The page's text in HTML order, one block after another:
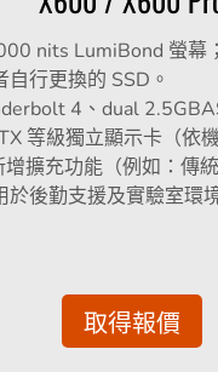
nits LumiBond 螢幕
自行更換的 SSD。
4、dual
等級獨立顯示卡（依
增擴充功能（例如：傳
於後勤支援及實驗室環
取得報價